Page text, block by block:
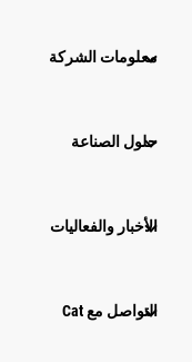
معلومات الشركة
حلول الصناعة
الأخبار والفعاليات
التواصل مع Cat